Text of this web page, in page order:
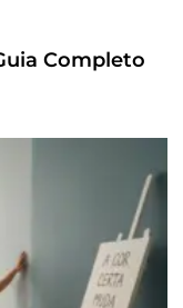
Completo